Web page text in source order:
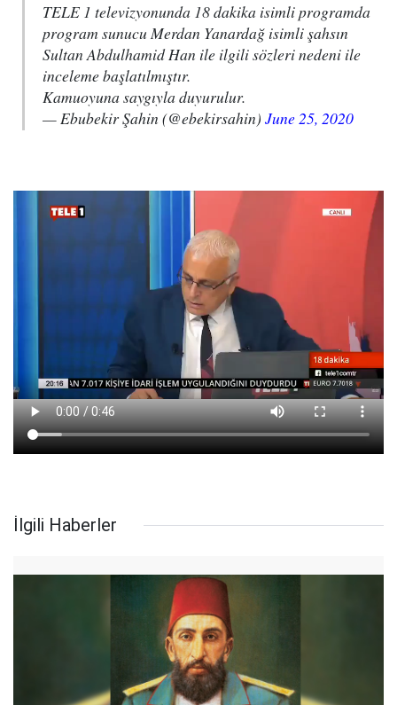
TELE 1 televizyonunda 18 dakika isimli programda
program sunucu Merdan Yanardağ isimli şahsın
Sultan Abdulhamid Han ile ilgili sözleri nedeni ile
inceleme başlatılmıştır.
Kamuoyuna saygıyla duyurulur.
— Ebubekir Şahin (@ebekirsahin) June 25, 2020
İlgili Haberler